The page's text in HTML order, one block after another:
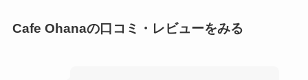
Cafe Ohanaの口コミ・レビューをみる